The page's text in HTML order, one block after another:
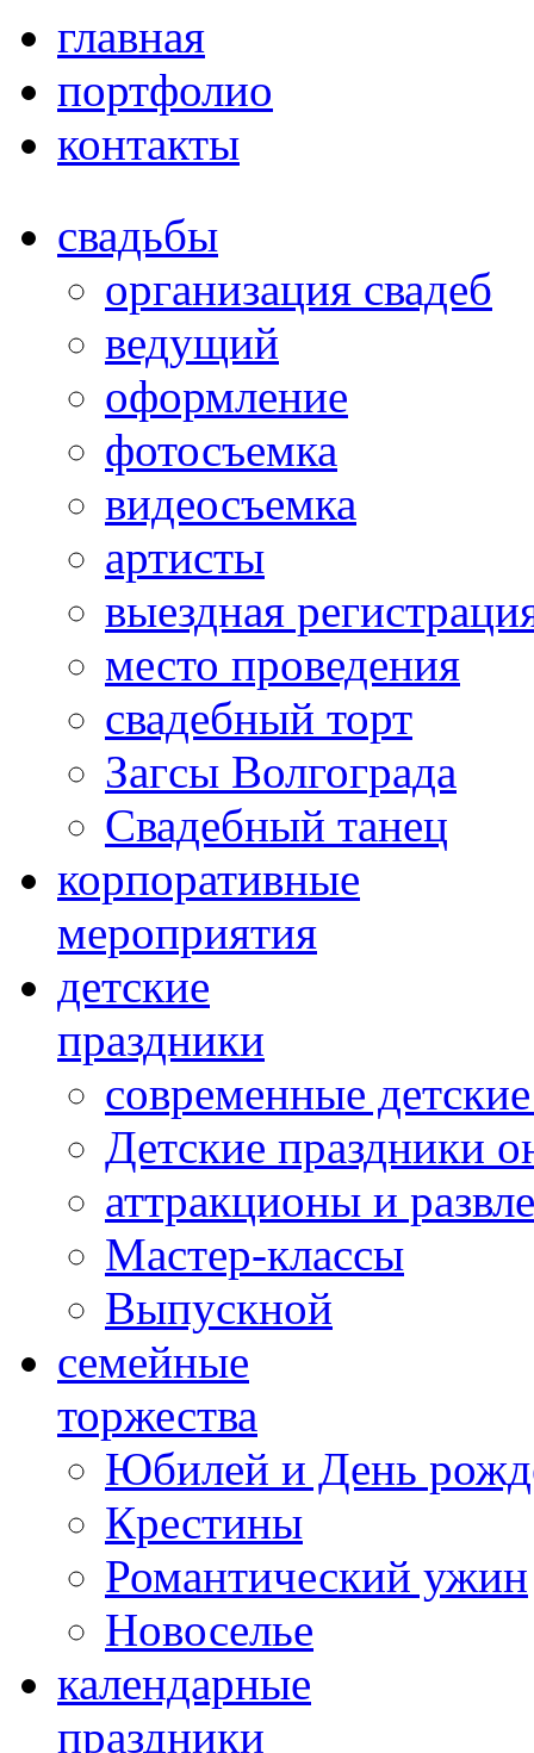
главная
портфолио
контакты
свадьбы
организация свадеб
ведущий
оформление
фотосъемка
видеосъемка
артисты
выездная
место проведения
свадебный торт
Загсы Волгограда
Свадебный танец
корпоративные
мероприятия
детские
праздники
современные
Детские праздники
аттракционы и
Мастер-классы
Выпускной
cемейные
торжества
Юбилей и День
Крестины
Романтический ужин
Новоселье
календарные
праздники